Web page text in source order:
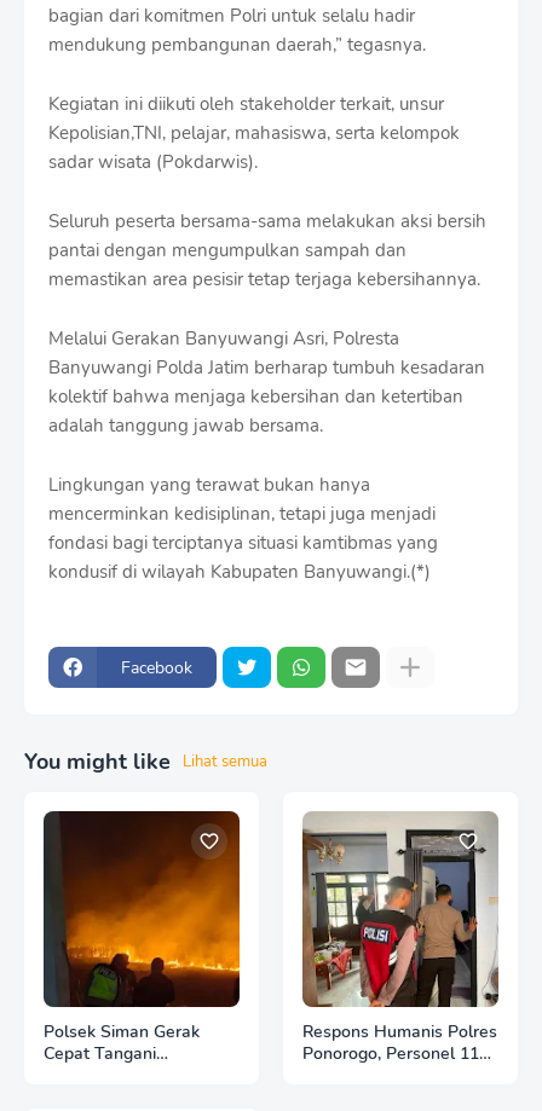
bagian dari komitmen Polri untuk selalu hadir
mendukung pembangunan daerah,” tegasnya.
Kegiatan ini diikuti oleh stakeholder terkait, unsur
Kepolisian,TNI, pelajar, mahasiswa, serta kelompok
sadar wisata (Pokdarwis).
Seluruh peserta bersama-sama melakukan aksi bersih
pantai dengan mengumpulkan sampah dan
memastikan area pesisir tetap terjaga kebersihannya.
Melalui Gerakan Banyuwangi Asri, Polresta
Banyuwangi Polda Jatim berharap tumbuh kesadaran
kolektif bahwa menjaga kebersihan dan ketertiban
adalah tanggung jawab bersama.
Lingkungan yang terawat bukan hanya
mencerminkan kedisiplinan, tetapi juga menjadi
fondasi bagi terciptanya situasi kamtibmas yang
kondusif di wilayah Kabupaten Banyuwangi.(*)
Facebook
You might like Lihat semua
Polsek Siman Gerak
Cepat Tangani
Respons Humanis Polres
Ponorogo, Personel 110